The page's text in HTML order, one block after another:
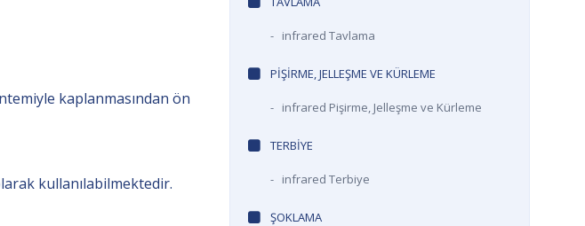
kaplanmasından ön
kullanılabilmektedir.
- infrared Tavlama
PIŞIRME, JELLEŞME VE KÜRLEME
- infrared Pişirme, Jelleşme ve Kürleme
TERBIYE
- infrared Terbiye
ŞOKLAMA